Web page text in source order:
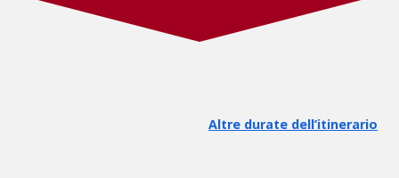
Altre durate dell’itinerario